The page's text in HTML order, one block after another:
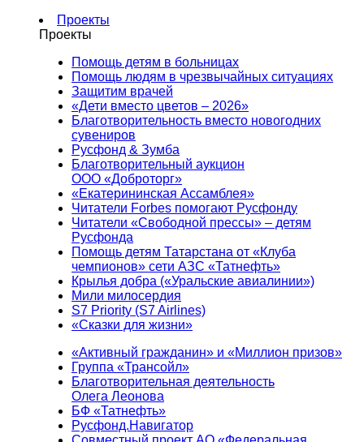
Проекты
Проекты
Помощь детям в больницах
Помощь людям в чрезвычайных ситуациях
Защитим врачей
«Дети вместо цветов – 2026»
Благотворительность вместо новогодних
сувениров
Русфонд & Зумба
Благотворительный аукцион
ООО «Доброторг»
«Екатерининская Ассамблея»
Читатели Forbes помогают Русфонду
Читатели «Свободной прессы» – детям
Русфонда
Помощь детям Татарстана от «Клуба
чемпионов» сети АЗС «Татнефть»
Крылья добра («Уральские авиалинии»)
Мили милосердия
S7 Priority (S7 Airlines)
«Сказки для жизни»
«Активный гражданин» и «Миллион призов»
Группа «Трансойл»
Благотворительная деятельность
Олега Леонова
БФ «Татнефть»
Русфонд.Навигатор